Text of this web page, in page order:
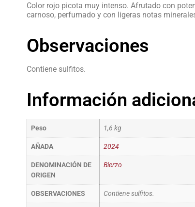
Color rojo picota muy intenso. Afrutado con
carnoso, perfumado y con ligeras notas
Observaciones
Contiene sulfitos.
Información
Peso 1,6 kg
AÑADA 2024
DENOMINACIÓN DE
ORIGEN
Bierzo
OBSERVACIONES Contiene sulfitos.